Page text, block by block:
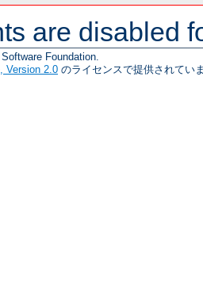
are disabled
Foundation.
Version 2.0 のライセンスで提供されてい